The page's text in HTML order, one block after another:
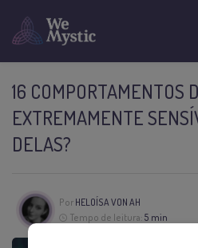
16 COMPORTAMENTOS
EXTREMAMENTE
DELAS?
Por HELOÍSA VON AH
Tempo de leitura: 5 min